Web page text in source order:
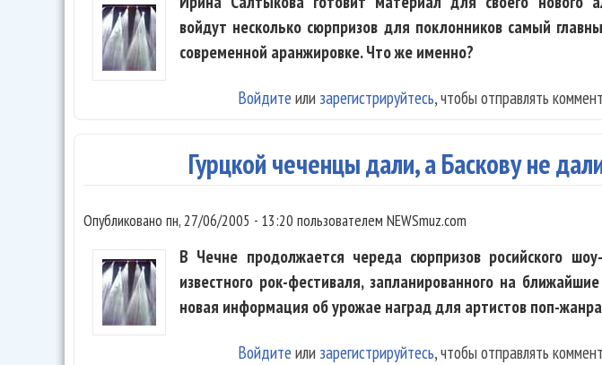
войдут несколько сюрпризов для поклонников самый
современной аранжировке. Что же именно?
Войдите или зарегистрируйтесь, чтобы отправлять
Гурцкой чеченцы дали, а Баскову не
Опубликовано пн, 27/06/2005 - 13:20 пользователем NEWSmuz.com
В Чечне продолжается череда сюрпризов росийского
известного рок-фестиваля, запланированного на
новая информация об урожае наград для артистов поп-
Войдите или зарегистрируйтесь, чтобы отправлять